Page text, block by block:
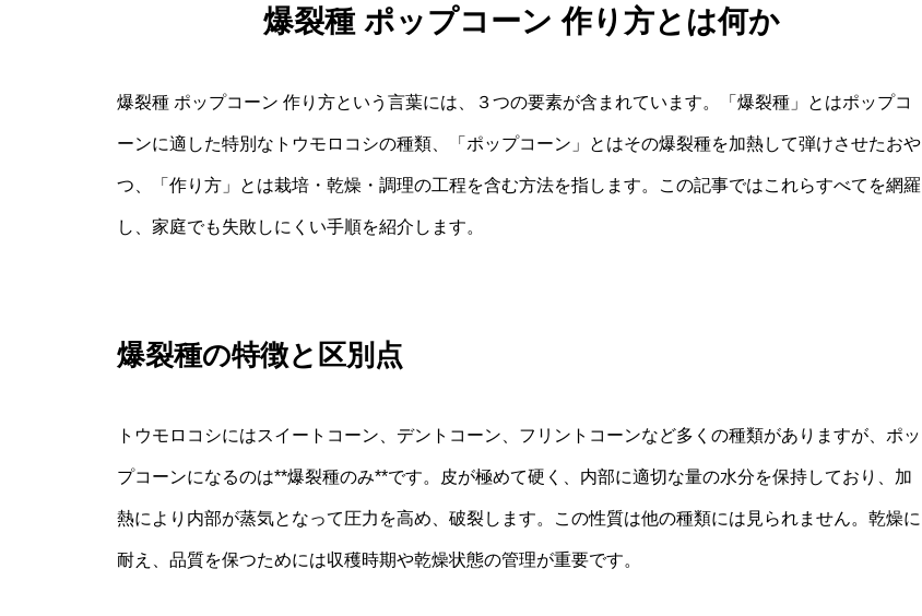
爆裂種 ポップコーン 作り方とは何か
爆裂種 ポップコーン 作り方という言葉には、３つの要素が含まれています。「爆裂種」とはポップコ
ーンに適した特別なトウモロコシの種類、「ポップコーン」とはその爆裂種を加熱して弾けさせたおや
つ、「作り方」とは栽培・乾燥・調理の工程を含む方法を指します。この記事ではこれらすべてを網羅
し、家庭でも失敗しにくい手順を紹介します。
爆裂種の特徴と区別点
トウモロコシにはスイートコーン、デントコーン、フリントコーンなど多くの種類がありますが、ポッ
プコーンになるのは**爆裂種のみ**です。皮が極めて硬く、内部に適切な量の水分を保持しており、加
熱により内部が蒸気となって圧力を高め、破裂します。この性質は他の種類には見られません。乾燥に
耐え、品質を保つためには収穫時期や乾燥状態の管理が重要です。